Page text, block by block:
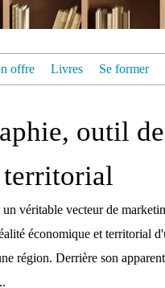
offre Livres Se former
outil de
véritable vecteur de
économique et territorial
région. Derrière son